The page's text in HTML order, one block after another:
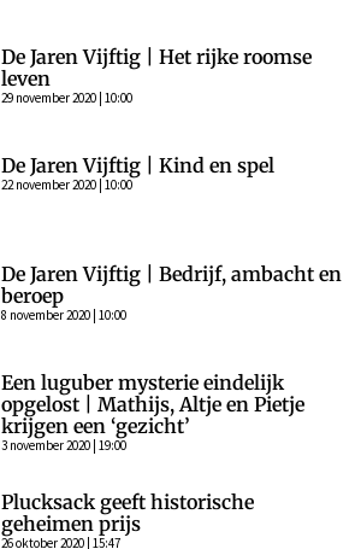
De Jaren Vijftig | Het rijke roomse
leven
29 november 2020 | 10:00
De Jaren Vijftig | Kind en spel
22 november 2020 | 10:00
De Jaren Vijftig | Bedrijf, ambacht en
beroep
8 november 2020 | 10:00
Een luguber mysterie eindelijk
opgelost | Mathijs, Altje en Pietje
krijgen een ‘gezicht’
3 november 2020 | 19:00
Plucksack geeft historische
geheimen prijs
26 oktober 2020 | 15:47